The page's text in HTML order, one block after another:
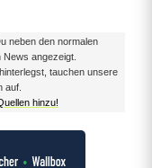
neben den normalen
angezeigt.
tauchen unsere
auf.
hinzu!